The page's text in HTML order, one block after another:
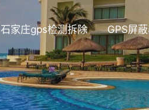
石家庄gps检测拆除 GPS屏